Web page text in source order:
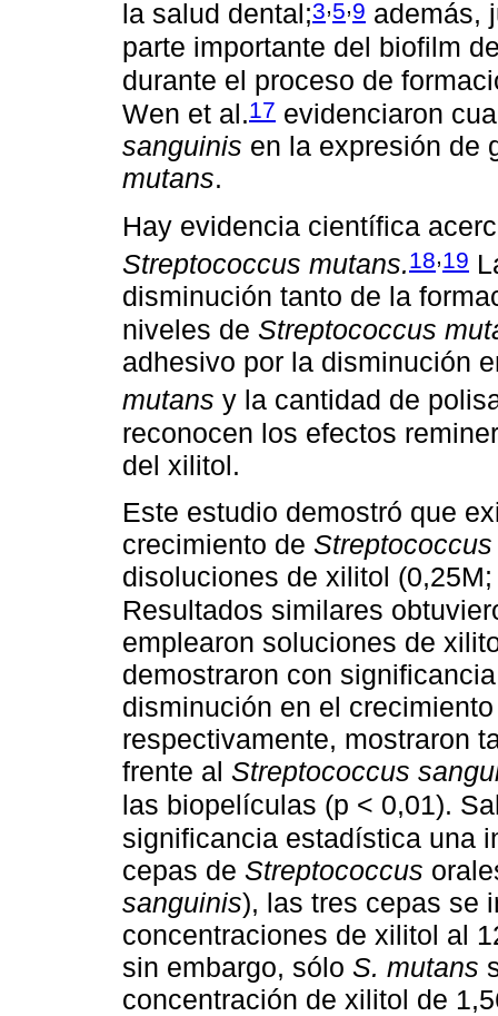
la salud dental;3,5,9 además,
parte importante del biofilm
durante el proceso de
Wen et al.17 evidenciaron
sanguinis en la expresión de
mutans.
Hay evidencia científica
Streptococcus mutans. 18,19
disminución tanto de la
niveles de Streptococcus
adhesivo por la disminución
mutans y la cantidad de
reconocen los efectos
del xilitol.
Este estudio demostró que
crecimiento de
disoluciones de xilitol
Resultados similares
emplearon soluciones de
demostraron con
disminución en el
respectivamente, mostraron
frente al Streptococcus
las biopelículas (p < 0,01).
significancia estadística una
cepas de Streptococcus
sanguinis), las tres cepas se
concentraciones de xilitol al
sin embargo, sólo S. mutans
concentración de xilitol de